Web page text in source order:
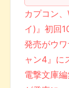
カプコン
イ)』初回
発売がウ
ャン4』に
電撃文庫